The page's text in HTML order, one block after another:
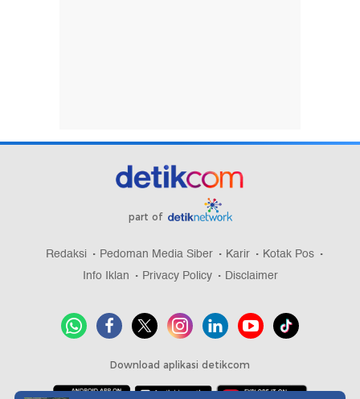
part of
Redaksi Pedoman Media Siber Karir
Kotak Pos
Info Iklan
Privacy Policy Disclaimer
Download aplikasi detikcom